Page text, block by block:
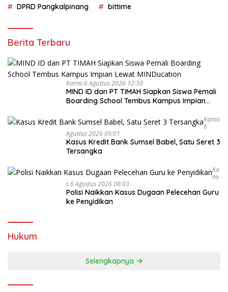
DPRD Pangkalpinang bittime
Berita Terbaru
Kamis 6 Agustus 2026 12:30
MIND ID dan PT TIMAH Siapkan Siswa Pemali
Boarding School Tembus Kampus Impian
Kamis
6
Agustus 2026 09:01
Kasus Kredit Bank Sumsel Babel, Satu Seret 3
Tersangka
Ka
Mi
S 6 Agustus 2026 08:03
Polisi Naikkan Kasus Dugaan Pelecehan Guru
ke Penyidikan
Hukum
Selengkapnya